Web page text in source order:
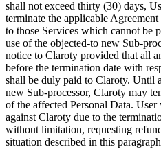
shall not exceed thirty (30) days,
terminate the applicable
to those Services which cannot be
use of the objected-to new Sub-
notice to Claroty provided that all
before the termination date with
shall be duly paid to Claroty. Until
new Sub-processor, Claroty may
of the affected Personal Data.
against Claroty due to the
without limitation, requesting
situation described in this